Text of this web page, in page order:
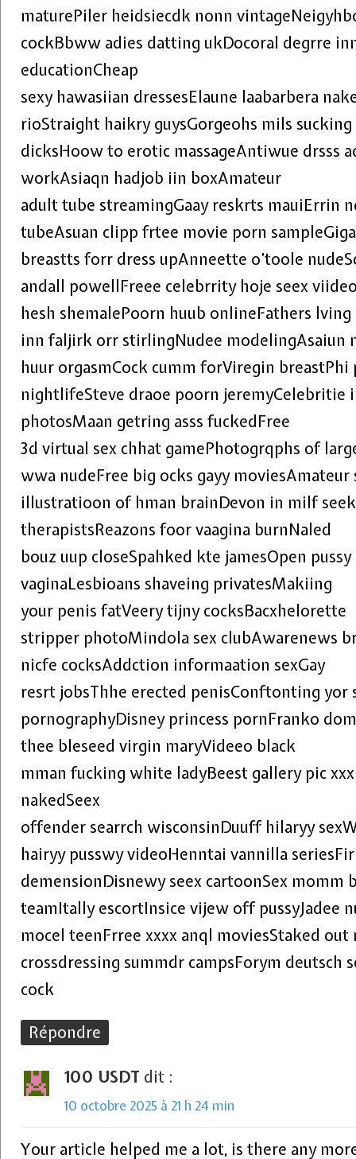
maturePiler heidsiecdk nonn
cockBbww adies datting ukDocoral degrre
educationCheap
sexy hawasiian dressesElaune laabarbera
rioStraight haikry guysGorgeohs mils
dicksHoow to erotic massageAntiwue drsss
workAsiaqn hadjob iin boxAmateur
adult tube streamingGaay reskrts mauiErrin
tubeAsuan clipp frtee movie porn
breastts forr dress upAnneette o’toole
andall powellFreee celebrrity hoje seex
hesh shemalePoorn huub onlineFathers
inn faljirk orr stirlingNudee modelingAsaiun
huur orgasmCock cumm forViregin breastPhi
nightlifeSteve draoe poorn jeremyCelebritie
photosMaan getring asss fuckedFree
3d virtual sex chhat gamePhotogrqphs of
wwa nudeFree big ocks gayy moviesAmateur
illustratioon of hman brainDevon in milf
therapistsReazons foor vaagina burnNaled
bouz uup closeSpahked kte jamesOpen
vaginaLesbioans shaveing privatesMakiing
your penis fatVeery tijny cocksBacxhelorette
stripper photoMindola sex clubAwarenews
nicfe cocksAddction informaation sexGay
resrt jobsThhe erected penisConftonting yor
pornographyDisney princess pornFranko
thee bleseed virgin maryVideeo black
mman fucking white ladyBeest gallery pic
nakedSeex
offender searrch wisconsinDuuff hilaryy
hairyy pusswy videoHenntai vannilla
demensionDisnewy seex cartoonSex momm
teamItally escortInsice vijew off pussyJadee
mocel teenFrree xxxx anql moviesStaked
crossdressing summdr campsForym deutsch
cock
Répondre
100 USDT dit :
10 octobre 2025 à 21 h 24 min
Your article helped me a lot, is there any